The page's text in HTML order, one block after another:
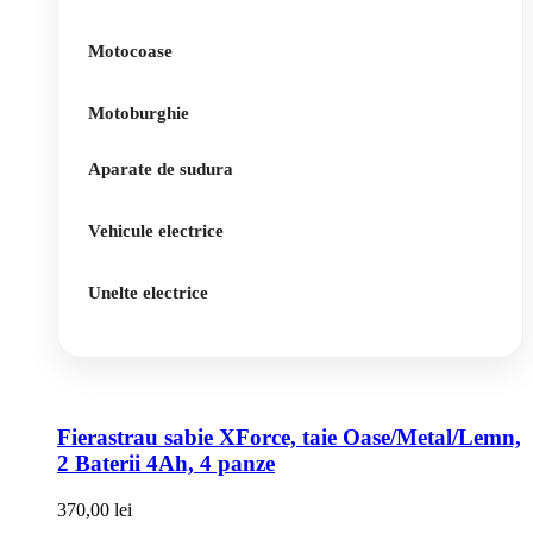
Motocoase
Motoburghie
Aparate de sudura
Vehicule electrice
Unelte electrice
Fierastrau sabie XForce, taie Oase/Metal/Lemn,
2 Baterii 4Ah, 4 panze
370,00 lei